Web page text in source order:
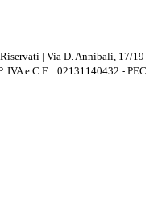
| Via D. Annibali, 17/19
e C.F. : 02131140432 - PEC: